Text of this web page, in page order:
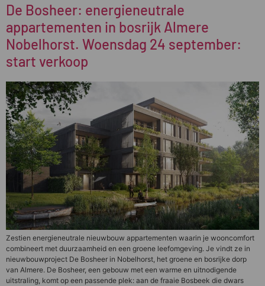
De Bosheer: energieneutrale
appartementen in bosrijk Almere
Nobelhorst. Woensdag 24 september:
start verkoop
Zestien energieneutrale nieuwbouw appartementen waarin je wooncomfort
combineert met duurzaamheid en een groene leefomgeving. Je vindt ze in
nieuwbouwproject De Bosheer in Nobelhorst, het groene en bosrijke dorp
van Almere. De Bosheer, een gebouw met een warme en uitnodigende
uitstraling, komt op een passende plek: aan de fraaie Bosbeek die dwars